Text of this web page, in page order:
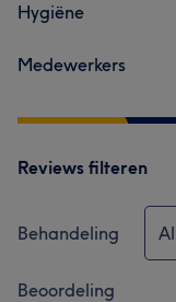
Hygiëne
Medewerkers
Reviews filteren
Behandeling
Beoordeling